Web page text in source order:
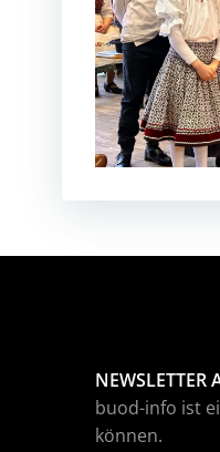
NEWSLETTER
buod-info ist
können.